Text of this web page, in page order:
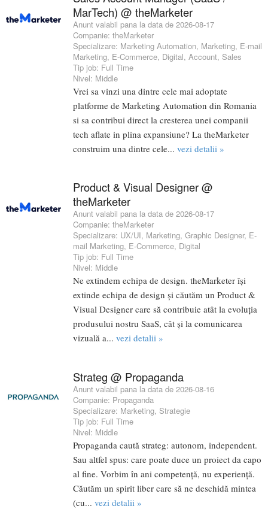
MarTech) @ theMarketer
Anunt valabil pana la data de 2026-08-17
Companie: theMarketer
Specializare: Marketing Automation, Marketing, E-mail
Marketing, E-Commerce, Digital, Account, Sales
Tip job: Full Time
Nivel: Middle
Vrei sa vinzi una dintre cele mai adoptate
platforme de Marketing Automation din Romania
si sa contribui direct la cresterea unei companii
tech aflate in plina expansiune? La theMarketer
construim una dintre cele... vezi detalii »
Product & Visual Designer @
theMarketer
Anunt valabil pana la data de 2026-08-17
Companie: theMarketer
Specializare: UX/UI, Marketing, Graphic Designer, E-
mail Marketing, E-Commerce, Digital
Tip job: Full Time
Nivel: Middle
Ne extindem echipa de design. theMarketer își
extinde echipa de design și căutăm un Product &
Visual Designer care să contribuie atât la evoluția
produsului nostru SaaS, cât și la comunicarea
vizuală a... vezi detalii »
Strateg @ Propaganda
Anunt valabil pana la data de 2026-08-16
Companie: Propaganda
Specializare: Marketing, Strategie
Tip job: Full Time
Nivel: Middle
Propaganda caută strateg: autonom, independent.
Sau altfel spus: care poate duce un proiect da capo
al fine. Vorbim în ani competență, nu experiență.
Căutăm un spirit liber care să ne deschidă mintea
(cu... vezi detalii »